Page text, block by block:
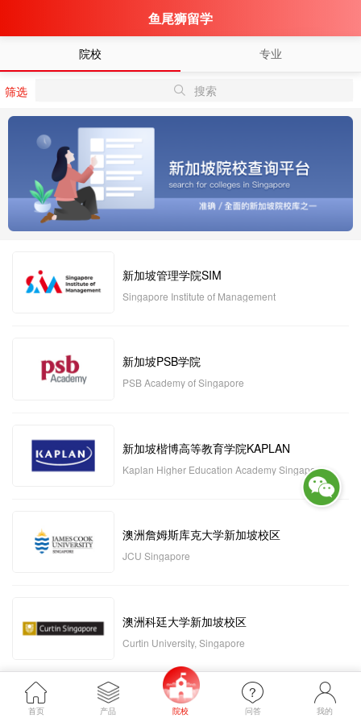
鱼尾狮留学
院校 专业
筛选 搜索
新加坡管理学院SIM
Singapore Institute of Management
新加坡PSB学院
PSB Academy of Singapore
新加坡楷博高等教育学院KAPLAN
Kaplan Higher Education Academy Singapore
澳洲詹姆斯库克大学新加坡校区
JCU Singapore
澳洲科廷大学新加坡校区
Curtin University, Singapore
新加坡管理发展学院MDIS
首页 产品 院校 问答 我的